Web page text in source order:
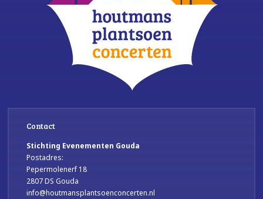
Contact
Stichting Evenementen Gouda
Postadres:
Pepermolenerf 18
2807 DS Gouda
info@houtmansplantsoenconcerten.nl